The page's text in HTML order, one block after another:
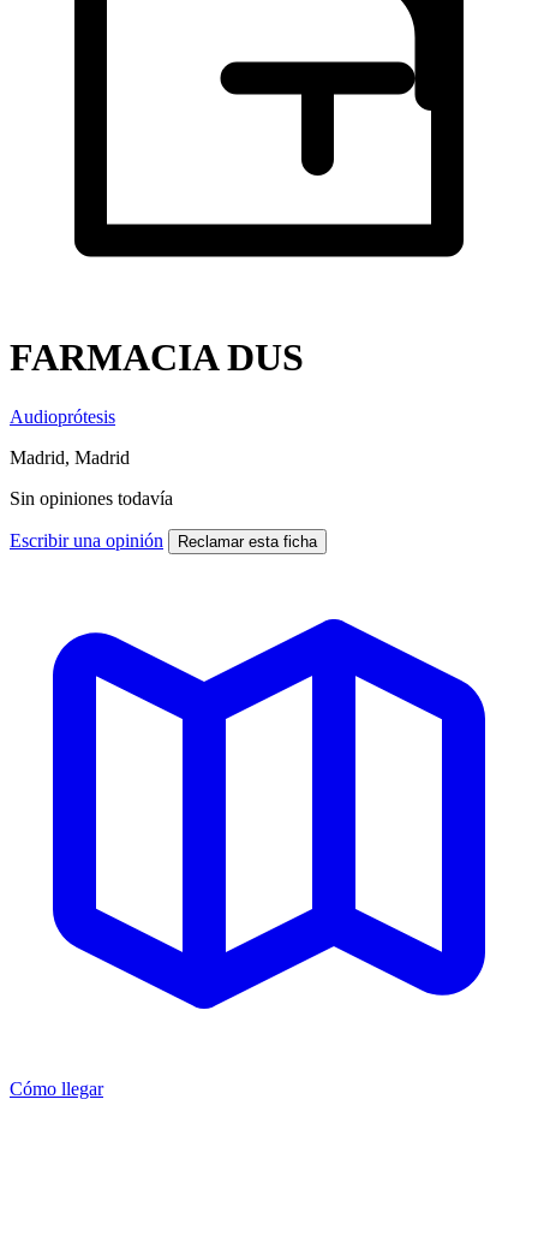
FARMACIA DUS
Audioprótesis
Madrid, Madrid
Sin opiniones todavía
Escribir una opinión Reclamar esta ficha
Cómo llegar